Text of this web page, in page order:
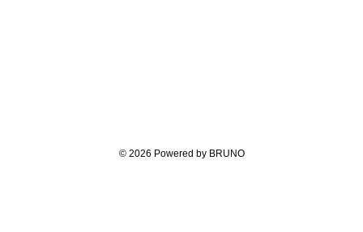
© 2026 Powered by BRUNO